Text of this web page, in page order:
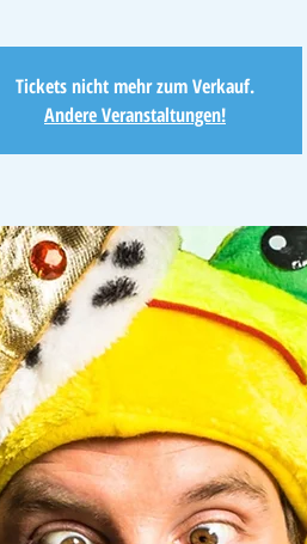
Tickets nicht mehr zum Verkauf.
Andere Veranstaltungen!